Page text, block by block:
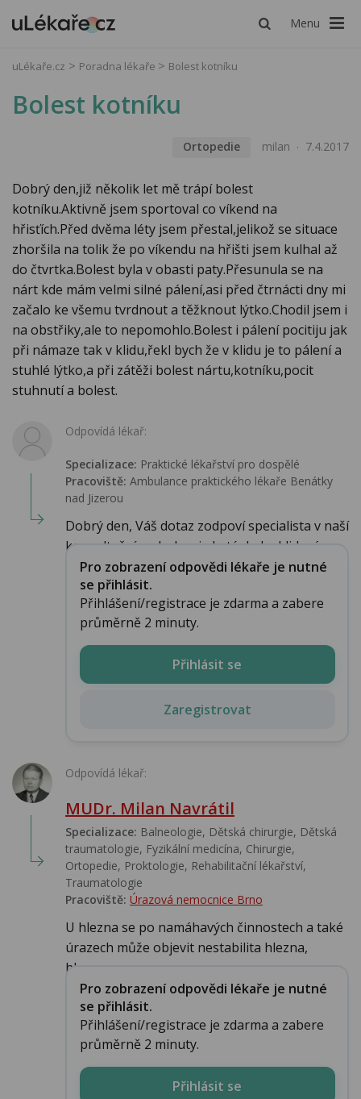
Menu
uLékaře.cz Poradna lékaře Bolest kotníku
Bolest kotníku
Ortopedie milan 7.4.2017
Dobrý den,již několik let mě trápí bolest
kotníku.Aktivně jsem sportoval co víkend na
hřisťích.Před dvěma léty jsem přestal,jelikož se situace
zhoršila na tolik že po víkendu na hřišti jsem kulhal až
do čtvrtka.Bolest byla v obasti paty.Přesunula se na
nárt kde mám velmi silné pálení,asi před čtrnácti dny mi
začalo ke všemu tvrdnout a těžknout lýtko.Chodil jsem i
na obstřiky,ale to nepomohlo.Bolest i pálení pocitiju jak
při námaze tak v klidu,řekl bych že v klidu je to pálení a
stuhlé lýtko,a při zátěži bolest nártu,kotníku,pocit
stuhnutí a bolest.
Odpovídá lékař:
Specializace: Praktické lékařství pro dospělé
Pracoviště: Ambulance praktického lékaře Benátky
nad Jizerou
Dobrý den, Váš dotaz zodpoví specialista v naší
konzultační ambulanci, do té do by klidový...
Pro zobrazení odpovědi lékaře je nutné
se přihlásit.
Přihlášení/registrace je zdarma a zabere
průměrně 2 minuty.
Přihlásit se
Zaregistrovat
Odpovídá lékař:
MUDr. Milan Navrátil
Specializace: Balneologie, Dětská chirurgie, Dětská
traumatologie, Fyzikální medicína, Chirurgie,
Ortopedie, Proktologie, Rehabilitační lékařství‎,
Traumatologie
Pracoviště: Úrazová nemocnice Brno
U hlezna se po namáhavých činnostech a také
úrazech může objevit nestabilita hlezna,
hlezno v...
Pro zobrazení odpovědi lékaře je nutné
se přihlásit.
Přihlášení/registrace je zdarma a zabere
průměrně 2 minuty.
Přihlásit se